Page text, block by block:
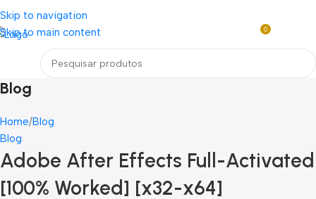
Skip to navigation
Skip to main content
Loja mundial online de Obras de Arte Exclusivas
0
Blog
Home Blog
Blog
Adobe After Effects Full-Activated
[100% Worked] [x32-x64]